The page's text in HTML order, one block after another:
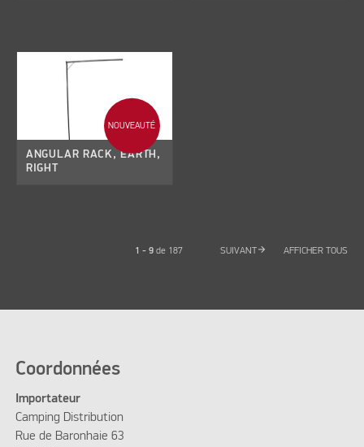
NOUVEAUTÉ
ANGULAR RACK, EARTH,
RIGHT
1 - 9 de 187 SUIVANTarrow_forward AFFICHER TOUS
Coordonnées
Importateur
Camping Distribution
Rue de Baronhaie 63